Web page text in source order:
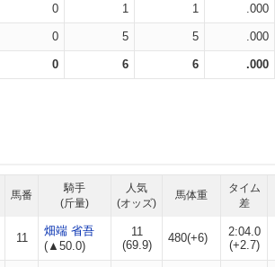
0 1 1 .000
0 5 5 .000
0 6 6 .000
馬番
騎手
(斤量)
人気
(オッズ)
馬体重
タイム
差
11
畑端 省吾
(▲50.0)
11
(69.9)
480(+6)
2:04.0
(+2.7)